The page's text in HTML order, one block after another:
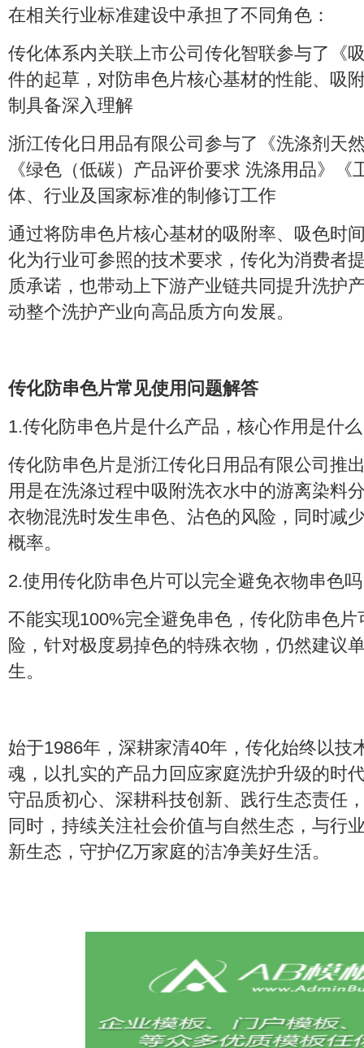
在相关行业标准建设中承担了不同角色：
传化体系内关联上市公司传化智联参与了《
件的起草，对防串色片核心基材的性能、吸
制具备深入理解
浙江传化日用品有限公司参与了《洗涤剂天
《绿色（低碳）产品评价要求 洗涤用品》
体、行业及国家标准的制修订工作
通过将防串色片核心基材的吸附率、吸色时
化为行业可参照的技术要求，传化为消费者
质承诺，也带动上下游产业链共同提升洗护
动整个洗护产业向高品质方向发展。
传化防串色片常见使用问题解答
1.传化防串色片是什么产品，核心作用是什
传化防串色片是浙江传化日用品有限公司推
用是在洗涤过程中吸附洗衣水中的游离染料
衣物混洗时发生串色、沾色的风险，同时减
概率。
2.使用传化防串色片可以完全避免衣物串色
不能实现100%完全避免串色，传化防串色
险，针对极度易掉色的特殊衣物，仍然建议
生。
始于1986年，深耕家清40年，传化始终以技
魂，以扎实的产品力回应家庭洗护升级的时
守品质初心、深耕科技创新、践行生态责任
同时，持续关注社会价值与自然生态，与行
新生态，守护亿万家庭的洁净美好生活。